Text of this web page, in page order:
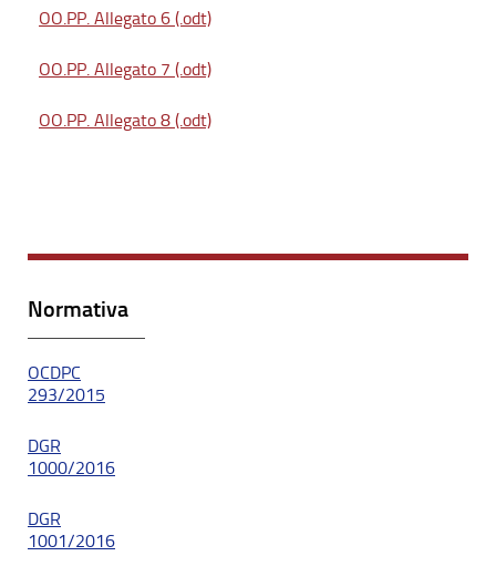
OO.PP. Allegato 6 (.odt)
OO.PP. Allegato 7 (.odt)
OO.PP. Allegato 8 (.odt)
Normativa
OCDPC
293/2015
DGR
1000/2016
DGR
1001/2016